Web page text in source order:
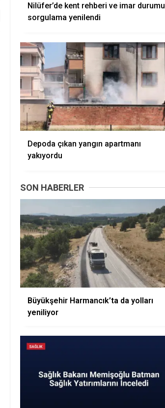
Nilüfer’de kent rehberi ve imar durumu
sorgulama yenilendi
Depoda çıkan yangın apartmanı
yakıyordu
SON HABERLER
Büyükşehir Harmancık’ta da yolları
yeniliyor